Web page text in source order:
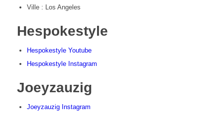
Ville : Los Angeles
Hespokestyle
Hespokestyle Youtube
Hespokestyle Instagram
Joeyzauzig
Joeyzauzig Instagram